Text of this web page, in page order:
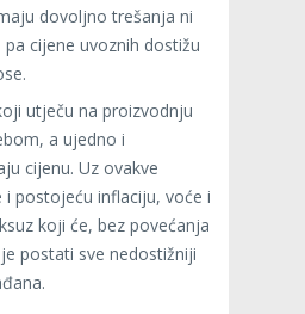
dovoljno trešanja ni
cijene uvoznih dostižu
utječu na proizvodnju
a ujedno i
cijenu. Uz ovakve
i postojeću inflaciju, voće i
koji će, bez povećanja
postati sve nedostižniji